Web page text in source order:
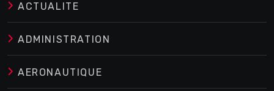
ACTUALITE
ADMINISTRATION
AERONAUTIQUE